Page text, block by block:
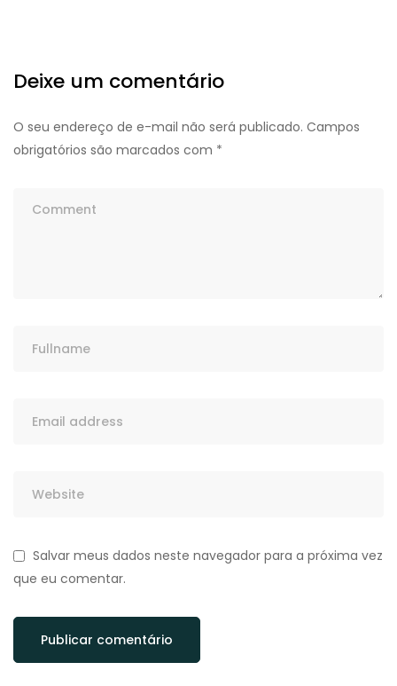
Deixe um comentário
O seu endereço de e-mail não será publicado. Campos
obrigatórios são marcados com *
Salvar meus dados neste navegador para a próxima vez
que eu comentar.